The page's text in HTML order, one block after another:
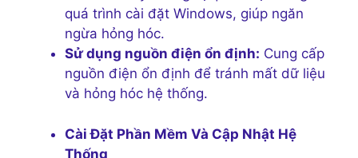
quá trình cài đặt Windows, giúp ngăn
ngừa hỏng hóc.
Sử dụng nguồn điện ổn định: Cung cấp
nguồn điện ổn định để tránh mất dữ liệu
và hỏng hóc hệ thống.
Cài Đặt Phần Mềm Và Cập Nhật Hệ
Thống